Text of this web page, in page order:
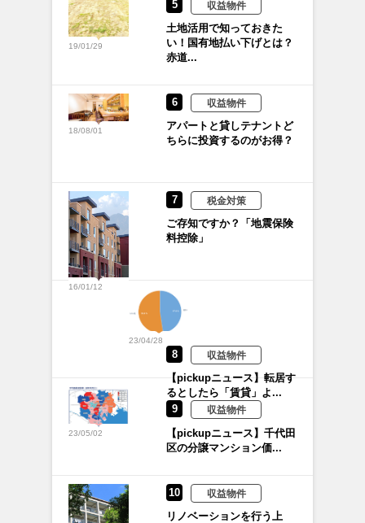
19/01/29
5 収益物件
土地活用で知っておきた
い！国有地払い下げとは？
赤道...
18/08/01
6 収益物件
アパートと貸しテナントど
ちらに投資するのがお得？
16/01/12
7 税金対策
ご存知ですか？「地震保険
料控除」
23/04/28
8 収益物件
【pickupニュース】転居す
るとしたら「賃貸」よ...
23/05/02
9 収益物件
【pickupニュース】千代田
区の分譲マンション価...
10 収益物件
リノベーションを行う上